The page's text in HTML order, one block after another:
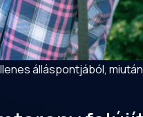
álláspontjából,